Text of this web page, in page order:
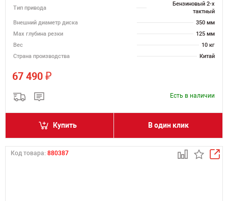
Тип привода
Бензиновый 2-х
тактный
Внешний диаметр диска
350 мм
Max глубина резки
125 мм
Вес
10 кг
Страна производства
Китай
67 490 ₽
Есть в наличии
Купить В один клик
Код товара: 880387